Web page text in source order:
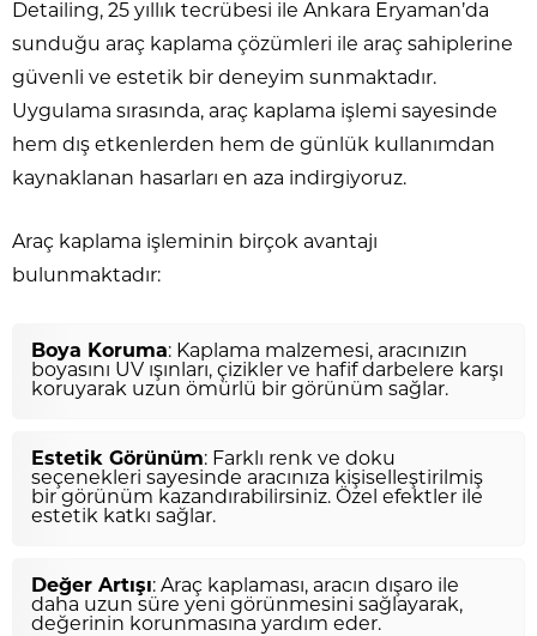
Detailing, 25 yıllık tecrübesi ile Ankara Eryaman’da
sunduğu araç kaplama çözümleri ile araç sahiplerine
güvenli ve estetik bir deneyim sunmaktadır.
Uygulama sırasında, araç kaplama işlemi sayesinde
hem dış etkenlerden hem de günlük kullanımdan
kaynaklanan hasarları en aza indirgiyoruz.
Araç kaplama işleminin birçok avantajı
bulunmaktadır:
Boya Koruma: Kaplama malzemesi, aracınızın
boyasını UV ışınları, çizikler ve hafif darbelere karşı
koruyarak uzun ömürlü bir görünüm sağlar.
Estetik Görünüm: Farklı renk ve doku
seçenekleri sayesinde aracınıza kişiselleştirilmiş
bir görünüm kazandırabilirsiniz. Özel efektler ile
estetik katkı sağlar.
Değer Artışı: Araç kaplaması, aracın dışaro ile
daha uzun süre yeni görünmesini sağlayarak,
değerinin korunmasına yardım eder.